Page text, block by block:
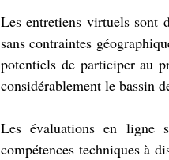
Les entretiens virtuels sont
sans contraintes
potentiels de participer au
considérablement le bassin
Les évaluations en ligne
compétences techniques à